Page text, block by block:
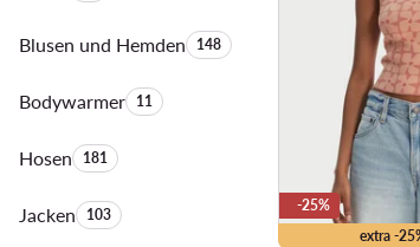
Blusen und HemdenAnzahl der Produkte:
148
BodywarmerAnzahl der Produkte:
11
HosenAnzahl der Produkte:
181
JackenAnzahl der Produkte:
103
extra -
-25%